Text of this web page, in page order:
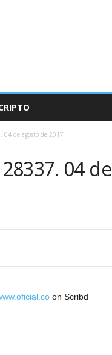
04 de agosto de 2017
04 de
on Scribd